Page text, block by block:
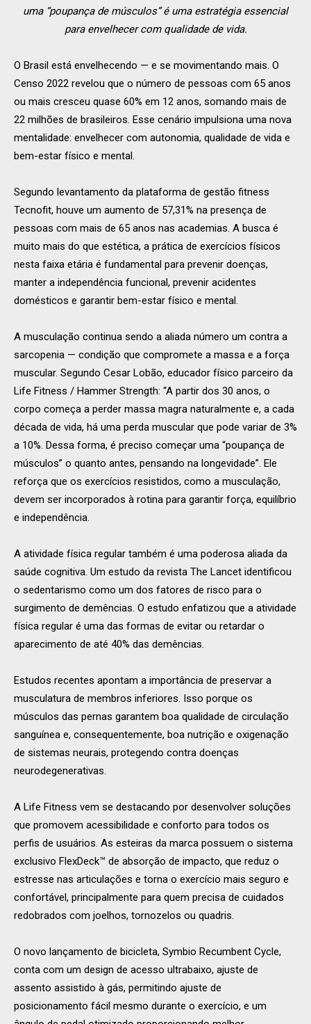
uma “poupança de músculos” é uma estratégia essencial
para envelhecer com qualidade de vida.
O Brasil está envelhecendo — e se movimentando mais. O
Censo 2022 revelou que o número de pessoas com 65 anos
ou mais cresceu quase 60% em 12 anos, somando mais de
22 milhões de brasileiros. Esse cenário impulsiona uma nova
mentalidade: envelhecer com autonomia, qualidade de vida e
bem-estar físico e mental.
Segundo levantamento da plataforma de gestão fitness
Tecnofit, houve um aumento de 57,31% na presença de
pessoas com mais de 65 anos nas academias. A busca é
muito mais do que estética, a prática de exercícios físicos
nesta faixa etária é fundamental para prevenir doenças,
manter a independência funcional, prevenir acidentes
domésticos e garantir bem-estar físico e mental.
A musculação continua sendo a aliada número um contra a
sarcopenia — condição que compromete a massa e a força
muscular. Segundo Cesar Lobão, educador físico parceiro da
Life Fitness / Hammer Strength: “A partir dos 30 anos, o
corpo começa a perder massa magra naturalmente e, a cada
década de vida, há uma perda muscular que pode variar de 3%
a 10%. Dessa forma, é preciso começar uma “poupança de
músculos” o quanto antes, pensando na longevidade”. Ele
reforça que os exercícios resistidos, como a musculação,
devem ser incorporados à rotina para garantir força, equilíbrio
e independência.
A atividade física regular também é uma poderosa aliada da
saúde cognitiva. Um estudo da revista The Lancet identificou
o sedentarismo como um dos fatores de risco para o
surgimento de demências. O estudo enfatizou que a atividade
física regular é uma das formas de evitar ou retardar o
aparecimento de até 40% das demências.
Estudos recentes apontam a importância de preservar a
musculatura de membros inferiores. Isso porque os
músculos das pernas garantem boa qualidade de circulação
sanguínea e, consequentemente, boa nutrição e oxigenação
de sistemas neurais, protegendo contra doenças
neurodegenerativas.
A Life Fitness vem se destacando por desenvolver soluções
que promovem acessibilidade e conforto para todos os
perfis de usuários. As esteiras da marca possuem o sistema
exclusivo FlexDeck™ de absorção de impacto, que reduz o
estresse nas articulações e torna o exercício mais seguro e
confortável, principalmente para quem precisa de cuidados
redobrados com joelhos, tornozelos ou quadris.
O novo lançamento de bicicleta, Symbio Recumbent Cycle,
conta com um design de acesso ultrabaixo, ajuste de
assento assistido à gás, permitindo ajuste de
posicionamento fácil mesmo durante o exercício, e um